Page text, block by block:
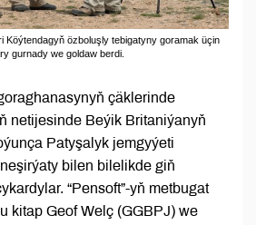
Köýtendagyň özboluşly tebigatyny goramak üçin
gurnady we goldaw berdi.
çäklerinde
netijesinde Beýik Britaniýanyň
Patyşalyk jemgyýeti
neşirýaty bilen bilelikde giň
“Pensoft”-yň metbugat
kitap Geof Welç (GGBPJ) we